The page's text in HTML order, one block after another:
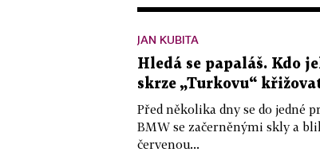
JAN KUBITA
Hledá se papaláš. Kdo
skrze „Turkovu“
Před několika dny se do jedné
BMW se začerněnými skly a
červenou...